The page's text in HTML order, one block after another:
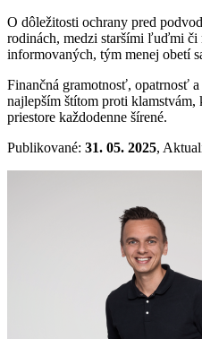
O dôležitosti ochrany pred
rodinách, medzi staršími ľuďmi
informovaných, tým menej obetí
Finančná gramotnosť, opatrnosť
najlepším štítom proti
priestore každodenne šírené.
Publikované: 31. 05. 2025,